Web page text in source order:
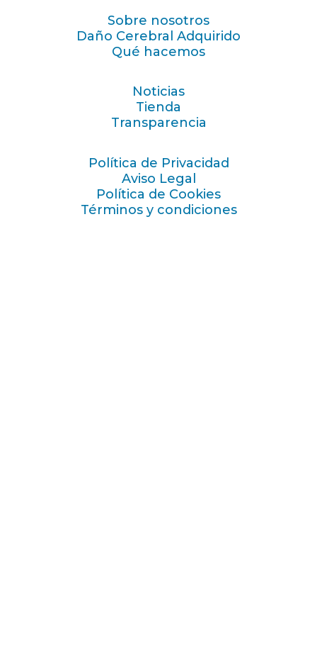
Sobre nosotros
Daño Cerebral Adquirido
Qué hacemos
Noticias
Tienda
Transparencia
Política de Privacidad
Aviso Legal
Política de Cookies
Términos y condiciones